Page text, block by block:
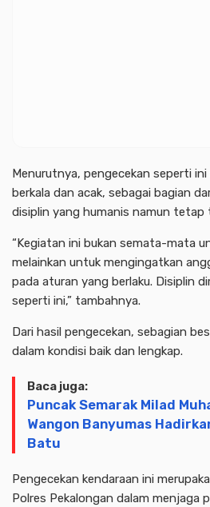
Menurutnya, pengecekan seperti ini
berkala dan acak, sebagai bagian
disiplin yang humanis namun tetap
“Kegiatan ini bukan semata-mata
melainkan untuk mengingatkan
pada aturan yang berlaku. Disiplin
seperti ini,” tambahnya.
Dari hasil pengecekan, sebagian
dalam kondisi baik dan lengkap.
Baca juga:
Puncak Semarak Milad
Wangon Banyumas
Batu
Pengecekan kendaraan ini
Polres Pekalongan dalam menjaga